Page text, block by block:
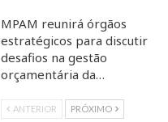
MPAM reunirá órgãos
estratégicos para discutir
desafios na gestão
orçamentária da…
ANTERIOR PRÓXIMO